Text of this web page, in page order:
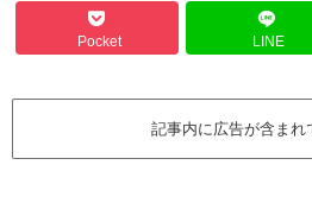
Pocket LINE
記事内に広告が含まれ